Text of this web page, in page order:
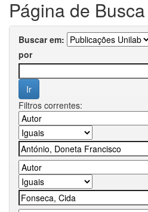
Página de Busca
Buscar em:
por
Filtros correntes: